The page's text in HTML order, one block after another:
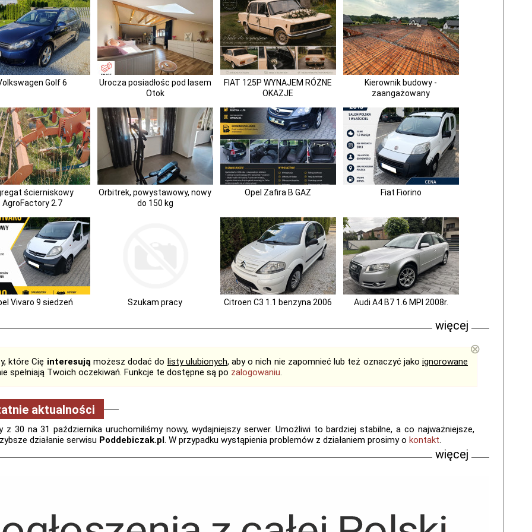
Golf 6
Urocza posiadłośc pod lasem
Otok
FIAT 125P WYNAJEM RÓŻNE
OKAZJE
Kierownik budowy -
zaangażowany
ścierniskowy
AgroFactory 2.7
Orbitrek, powystawowy, nowy
do 150 kg
Opel Zafira B GAZ Fiat Fiorino
Vivaro 9 siedzeń Szukam pracy Citroen C3 1.1 benzyna 2006 Audi A4 B7 1.6 MPI 2008r.
więcej
które Cię interesująmożesz dodać do listy ulubionych, aby o nich nie zapomnieć lub też oznaczyć jakoignorowane
spełniają Twoich oczekiwań. Funkcje te dostępne są po zalogowaniu.
⊗
aktualności
z 30 na 31 października uruchomiliśmy nowy, wydajniejszy serwer. Umożliwi to bardziej stabilne, a co najważniejsze,
działanie serwisu Poddebiczak.pl. W przypadku wystąpienia problemów z działaniem prosimy o kontakt.
więcej